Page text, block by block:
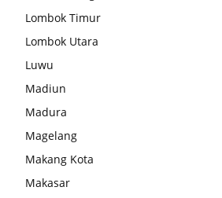
Lombok Timur
Lombok Utara
Luwu
Madiun
Madura
Magelang
Makang Kota
Makasar